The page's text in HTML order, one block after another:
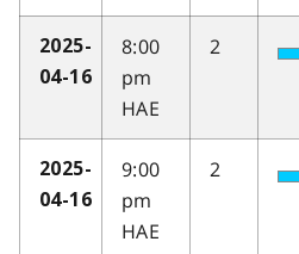
2025-
04-16
8:00
pm
HAE
2
2025-
04-16
9:00
pm
HAE
2